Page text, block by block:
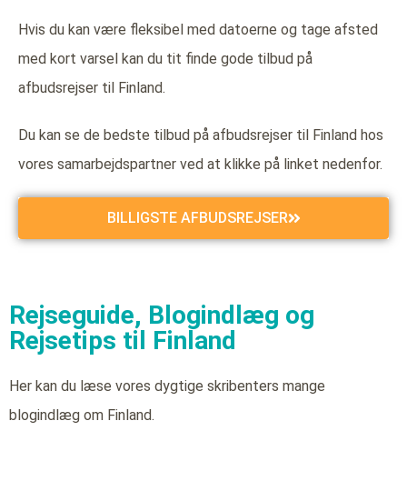
Hvis du kan være fleksibel med datoerne og tage afsted
med kort varsel kan du tit finde gode tilbud på
afbudsrejser til Finland.
Du kan se de bedste tilbud på afbudsrejser til Finland hos
vores samarbejdspartner ved at klikke på linket nedenfor.
BILLIGSTE AFBUDSREJSER
Rejseguide, Blogindlæg og
Rejsetips til Finland
Her kan du læse vores dygtige skribenters mange
blogindlæg om Finland.